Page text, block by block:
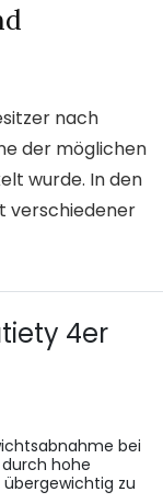
nach
der möglichen
wurde. In den
verschiedener
4er
bei
hohe
zu